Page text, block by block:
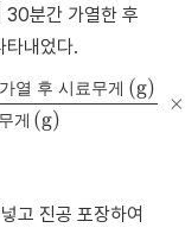
분간 가열한 후
타내었다.
가열 후 시료무게 (g)
무게 (g)
×
게g가열 전 시료무게g
고 진공 포장하여